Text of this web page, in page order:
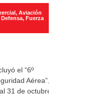
, Aviación
Defensa, Fuerza
el “6º
Aérea”,
31 de octubre